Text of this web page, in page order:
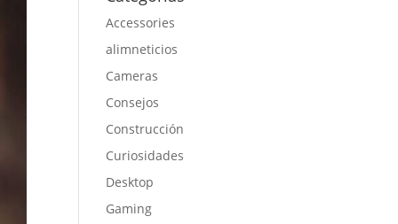
Accessories
alimneticios
Cameras
Consejos
Construcción
Curiosidades
Desktop
Gaming